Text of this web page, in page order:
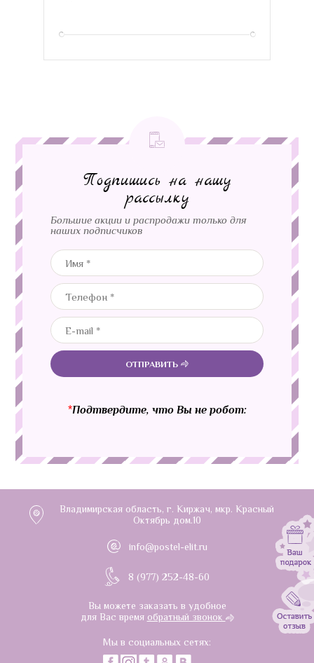
Подпишись на нашу
рассылку
Большие акции и распродажи только для
наших подписчиков
ОТПРАВИТЬ
*Подтвердите, что Вы не робот:
Владимирская область, г. Киржач, мкр. Красный
Октябрь дом.10
info@postel-elit.ru
8 (977) 252-48-60
Вы можете заказать в удобное
для Вас время обратный звонок
Мы в социальных сетях: